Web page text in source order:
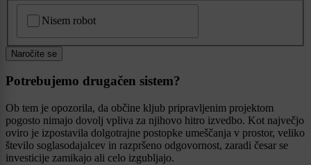
Nisem robot
Naročite se
Potrebujemo drugačen sistem?
Ob tem je opozorila, da občine kljub pripravljenim projektom
pogosto nimajo dovolj vpliva za njihovo hitro izvedbo. Kot največjo
oviro je izpostavila dolgotrajne postopke umeščanja v prostor, veliko
število soglasodajalcev in razpršeno odgovornost, zaradi česar se
investicije zamikajo ali celo izgubljajo.